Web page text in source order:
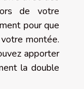
de votre
pour que
montée.
apporter
la double